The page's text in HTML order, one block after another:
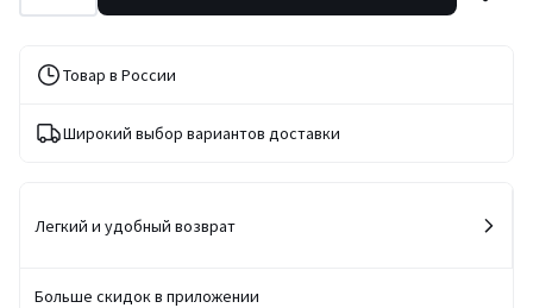
Товар в России
Широкий выбор вариантов доставки
Легкий и удобный возврат
Больше скидок в приложении